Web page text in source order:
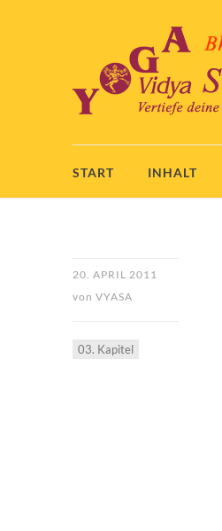
START INHALT
20. APRIL 2011
von VYASA
03. Kapitel